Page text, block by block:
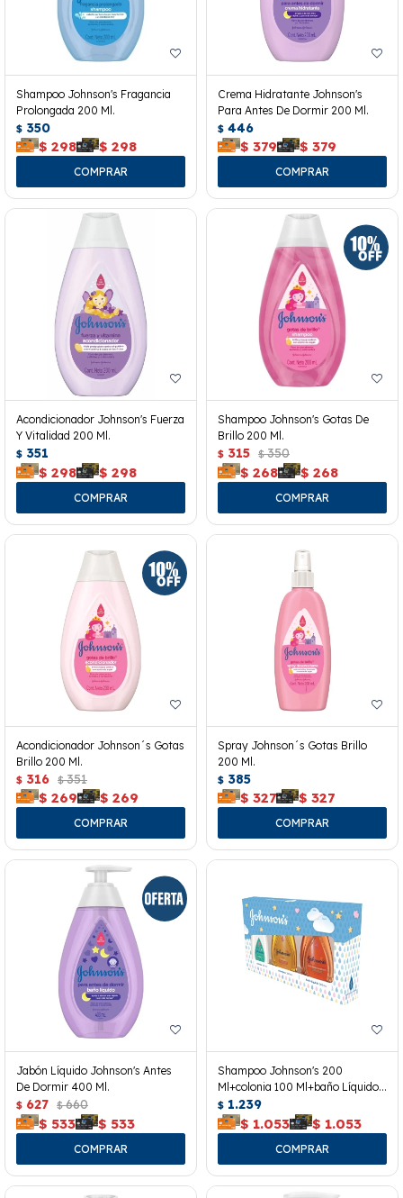
Shampoo Johnson's Fragancia
Prolongada 200 Ml.
$ 350
$ 298 $ 298
Crema Hidratante Johnson's
Para Antes De Dormir 200 Ml.
$ 446
$ 379 $ 379
Acondicionador Johnson's Fuerza
Y Vitalidad 200 Ml.
$ 351
$ 298 $ 298
Shampoo Johnson's Gotas De
Brillo 200 Ml.
$ 315 $ 350
$ 268 $ 268
Acondicionador Johnson´s Gotas
Brillo 200 Ml.
$ 316 $ 351
$ 269 $ 269
Spray Johnson´s Gotas Brillo
200 Ml.
$ 385
$ 327 $ 327
Jabón Líquido Johnson's Antes
De Dormir 400 Ml.
$ 627 $ 660
$ 533 $ 533
Shampoo Johnson's 200
Ml+colonia 100 Ml+baño Líquido
200 Ml.
$ 1.239
$ 1.053 $ 1.053